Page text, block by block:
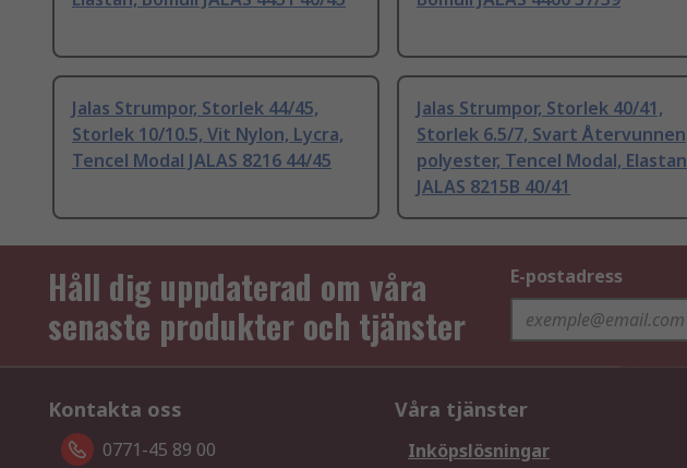
Jalas Strumpor, Storlek 44/45,
Storlek 10/10.5, Vit Nylon, Lycra,
Tencel Modal JALAS 8216 44/45
Jalas Strumpor, Storlek 40/41,
Storlek 6.5/7, Svart Återvunnen
polyester, Tencel Modal, Elastan
JALAS 8215B 40/41
Håll dig uppdaterad om våra
senaste produkter och tjänster
E-postadress
Kontakta oss
0771-45 89 00
Våra tjänster
Inköpslösningar